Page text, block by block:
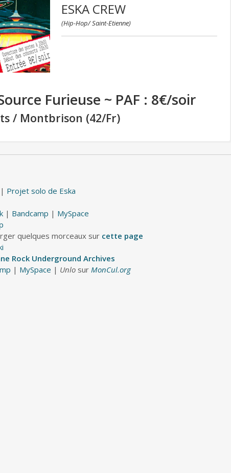
ESKA CREW
(Hip-Hop/ Saint-Etienne)
Furieuse ~ PAF : 8€/soir
/ Montbrison (42/Fr)
UNLOGISTIC
PLOD
(Trio violon, violoncelle, batterie / Lyon)
| Projet solo de Eska
| Bandcamp | MySpace
quelques morceaux sur cette page
Rock Underground Archives
| MySpace | Unlo sur MonCul.org